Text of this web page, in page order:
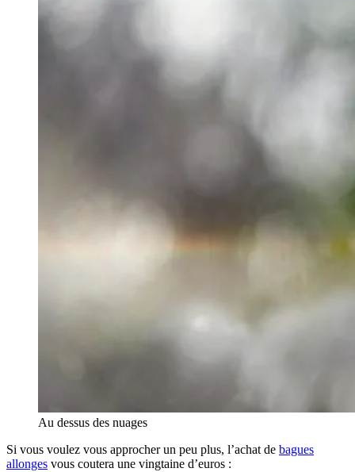
Au dessus des nuages
Si vous voulez vous approcher un peu plus, l’achat de bagues
allonges vous coutera une vingtaine d’euros :